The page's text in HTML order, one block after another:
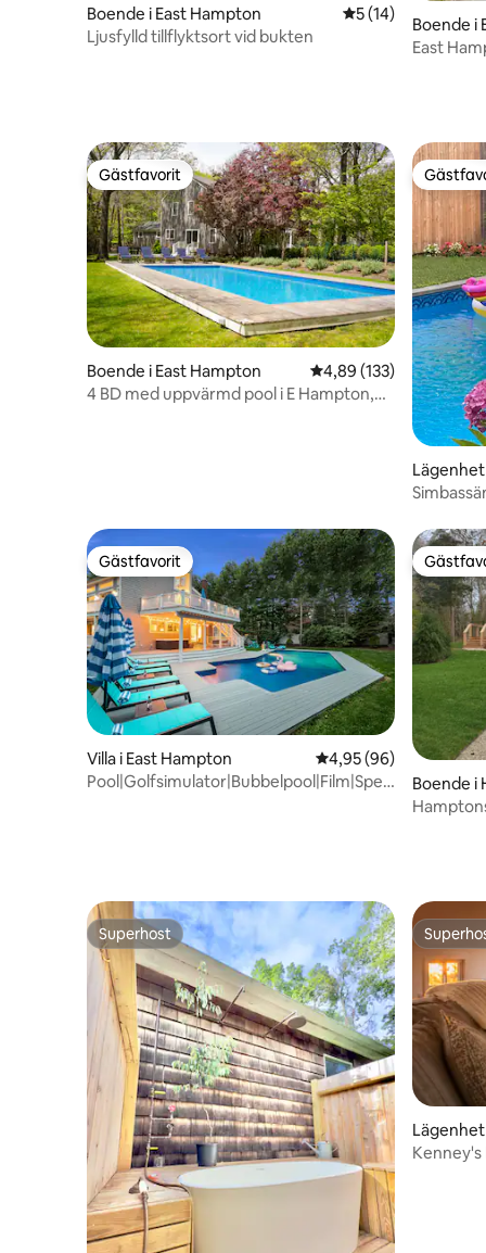
Boende i East Hampton 5 av 5 i
5 (14)
Ljusfylld tillflyktsort vid bukten
Boende i
East
Gästfavorit
Gästfavorit
Boende i East Hampton 4,89 av 5 i
4,89 (133)
4 BD med uppvärmd pool i E Hampton,
Simbassäng med bubbelpool,
Gästfavorit
Gästfavorit
Villa i East Hampton 4,95 av 5 i
4,95 (96)
Pool|Golfsimulator|Bubbelpool|Film|Spel|Eldstad|Golf
Boende i
Superhost
Superhost